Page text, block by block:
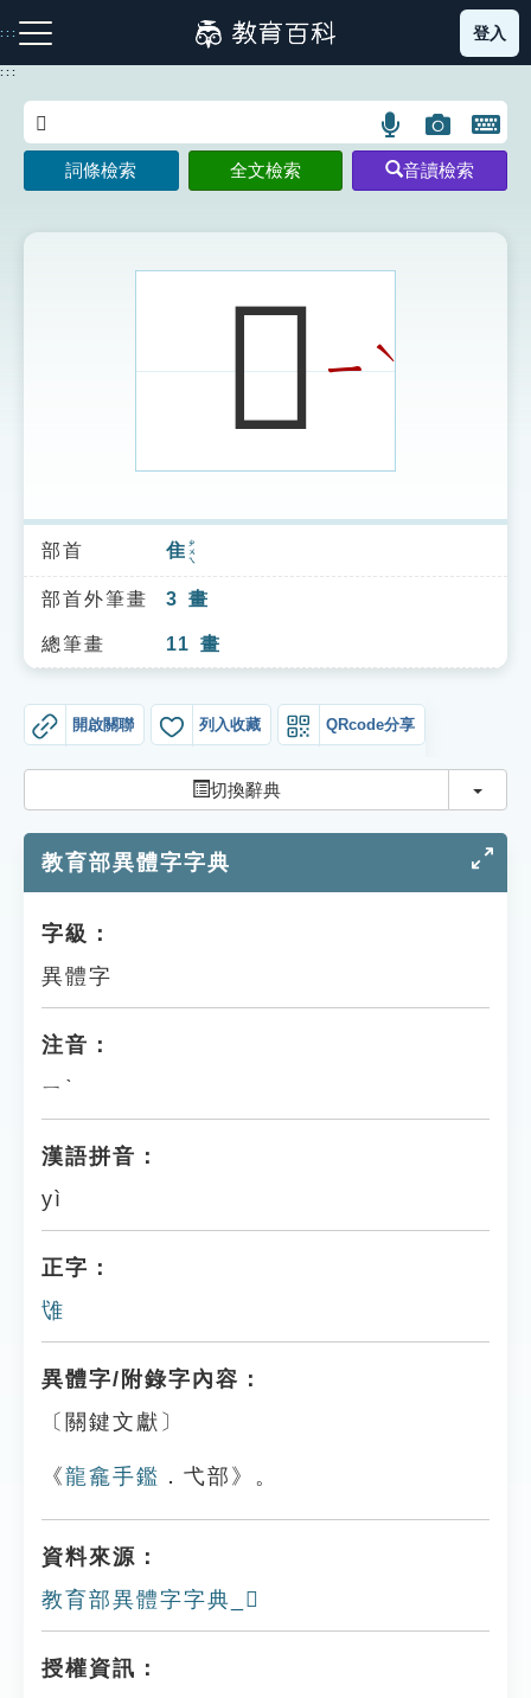
到
主
:::
注音索引圖示 筆畫索引圖示 部首索引表圖示
索引選單
知識索引
單字索引
遊戲專區
教學應用
貓頭鷹博士
登入
:::
語
言
搜
示
圖
片
搜
開
鍵
圖
詞條檢索 全文檢索 音讀檢索
𨾍ㄧ ˋ
部首 隹 ㄓㄨㄟ
部首外筆畫 3 畫
總筆畫 11 畫
開啟關聯 列入收藏 QRcode分享
切換辭典 切換
教育部異體字字典
字級：
異體字
注音：
ㄧˋ
漢語拼音：
yì
正字：
隿
異體字/附錄字內容：
〔關鍵文獻〕
《龍龕手鑑 ．弋部》。
資料來源：
教育部異體字字典_𨾍
授權資訊：